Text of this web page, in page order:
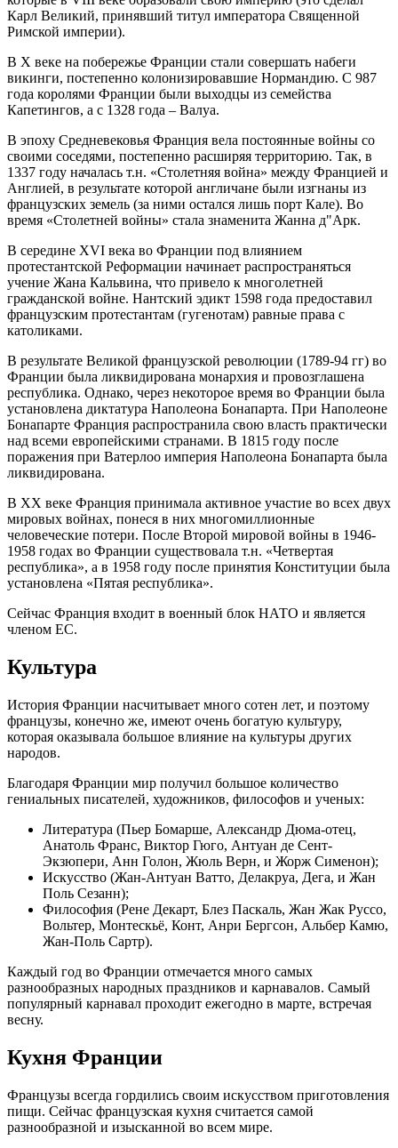
Карл Великий, принявший титул императора Священной
Римской империи).
В X веке на побережье Франции стали совершать набеги
викинги, постепенно колонизировавшие Нормандию. С 987
года королями Франции были выходцы из семейства
Капетингов, а с 1328 года – Валуа.
В эпоху Средневековья Франция вела постоянные войны со
своими соседями, постепенно расширяя территорию. Так, в
1337 году началась т.н. «Столетняя война» между Францией и
Англией, в результате которой англичане были изгнаны из
французских земель (за ними остался лишь порт Кале). Во
время «Столетней войны» стала знаменита Жанна д"Арк.
В середине XVI века во Франции под влиянием
протестантской Реформации начинает распространяться
учение Жана Кальвина, что привело к многолетней
гражданской войне. Нантский эдикт 1598 года предоставил
французским протестантам (гугенотам) равные права с
католиками.
В результате Великой французской революции (1789-94 гг) во
Франции была ликвидирована монархия и провозглашена
республика. Однако, через некоторое время во Франции была
установлена диктатура Наполеона Бонапарта. При Наполеоне
Бонапарте Франция распространила свою власть практически
над всеми европейскими странами. В 1815 году после
поражения при Ватерлоо империя Наполеона Бонапарта была
ликвидирована.
В XX веке Франция принимала активное участие во всех двух
мировых войнах, понеся в них многомиллионные
человеческие потери. После Второй мировой войны в 1946-
1958 годах во Франции существовала т.н. «Четвертая
республика», а в 1958 году после принятия Конституции была
установлена «Пятая республика».
Сейчас Франция входит в военный блок НАТО и является
членом ЕС.
Культура
История Франции насчитывает много сотен лет, и поэтому
французы, конечно же, имеют очень богатую культуру,
которая оказывала большое влияние на культуры других
народов.
Благодаря Франции мир получил большое количество
гениальных писателей, художников, философов и ученых:
Литература (Пьер Бомарше, Александр Дюма-отец,
Анатоль Франс, Виктор Гюго, Антуан де Сент-
Экзюпери, Анн Голон, Жюль Верн, и Жорж Сименон);
Искусство (Жан-Антуан Ватто, Делакруа, Дега, и Жан
Поль Сезанн);
Философия (Рене Декарт, Блез Паскаль, Жан Жак Руссо,
Вольтер, Монтескьё, Конт, Анри Бергсон, Альбер Камю,
Жан-Поль Сартр).
Каждый год во Франции отмечается много самых
разнообразных народных праздников и карнавалов. Самый
популярный карнавал проходит ежегодно в марте, встречая
весну.
Кухня Франции
Французы всегда гордились своим искусством приготовления
пищи. Сейчас французская кухня считается самой
разнообразной и изысканной во всем мире.